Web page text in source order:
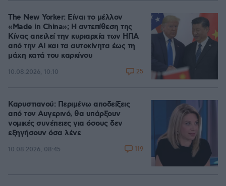
The New Yorker: Είναι το μέλλον
«Made in China»; Η αντεπίθεση της
Κίνας απειλεί την κυριαρχία των ΗΠΑ
από την ΑΙ και τα αυτοκίνητα έως τη
μάχη κατά του καρκίνου
10.08.2026, 10:10 25
Καρυστιανού: Περιμένω αποδείξεις
από τον Αυγερινό, θα υπάρξουν
νομικές συνέπειες για όσους δεν
εξηγήσουν όσα λένε
10.08.2026, 08:45 119